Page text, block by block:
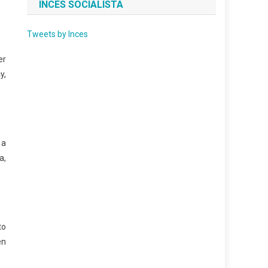
INCES SOCIALISTA
Tweets by Inces